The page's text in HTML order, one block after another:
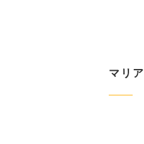
マリ